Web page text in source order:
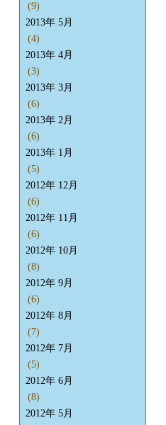
(9)
2013年 5月
(4)
2013年 4月
(3)
2013年 3月
(6)
2013年 2月
(6)
2013年 1月
(5)
2012年 12月
(6)
2012年 11月
(6)
2012年 10月
(8)
2012年 9月
(6)
2012年 8月
(7)
2012年 7月
(5)
2012年 6月
(8)
2012年 5月